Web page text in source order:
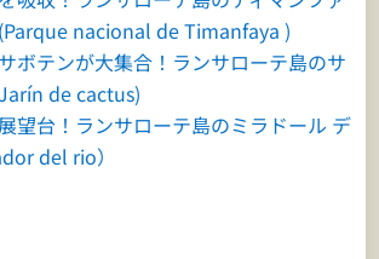
nacional de Timanfaya )
ボテンが大集合！ランサローテ島のサ
de cactus)
望台！ランサローテ島のミラドール デ
del rio）